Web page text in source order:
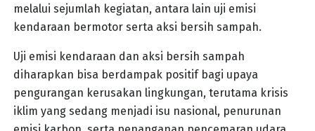
melalui sejumlah kegiatan, antara lain uji emisi
kendaraan bermotor serta aksi bersih sampah.
Uji emisi kendaraan dan aksi bersih sampah
diharapkan bisa berdampak positif bagi upaya
pengurangan kerusakan lingkungan, terutama krisis
iklim yang sedang menjadi isu nasional, penurunan